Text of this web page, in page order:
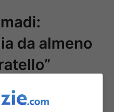
da almeno
ragazzo. –